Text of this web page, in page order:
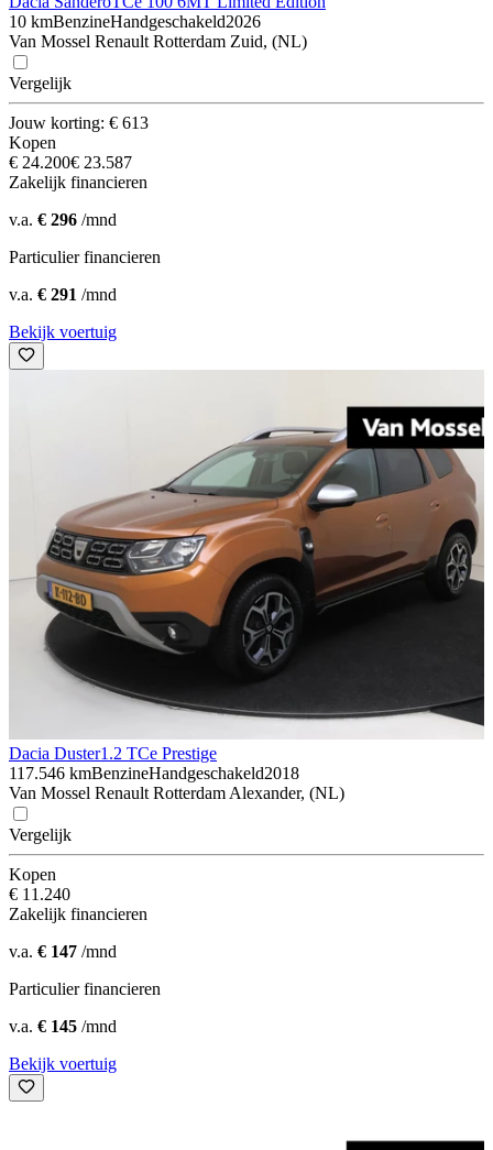
10 kmBenzineHandgeschakeld2026
Van Mossel Renault Rotterdam Zuid, (NL)
Vergelijk
Jouw korting: € 613
Kopen
€ 24.200€ 23.587
Zakelijk financieren
v.a. € 296 /mnd
Particulier financieren
v.a. € 291 /mnd
Bekijk voertuig
Dacia Duster1.2 TCe Prestige
117.546 kmBenzineHandgeschakeld2018
Van Mossel Renault Rotterdam Alexander, (NL)
Vergelijk
Kopen
€ 11.240
Zakelijk financieren
v.a. € 147 /mnd
Particulier financieren
v.a. € 145 /mnd
Bekijk voertuig